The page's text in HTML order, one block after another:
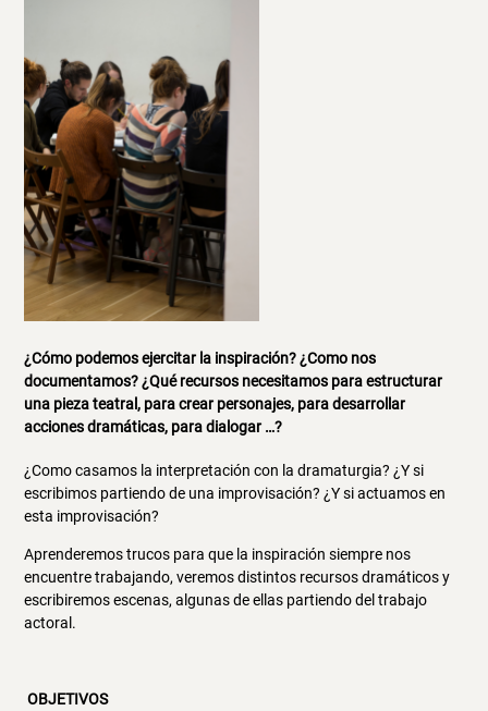
¿Cómo podemos ejercitar la inspiración? ¿Como nos
documentamos? ¿Qué recursos necesitamos para estructurar
una pieza teatral, para crear personajes, para desarrollar
acciones dramáticas, para dialogar …?
¿Como casamos la interpretación con la dramaturgia? ¿Y si
escribimos partiendo de una improvisación? ¿Y si actuamos en
esta improvisación?
Aprenderemos trucos para que la inspiración siempre nos
encuentre trabajando, veremos distintos recursos dramáticos y
escribiremos escenas, algunas de ellas partiendo del trabajo
actoral.
OBJETIVOS